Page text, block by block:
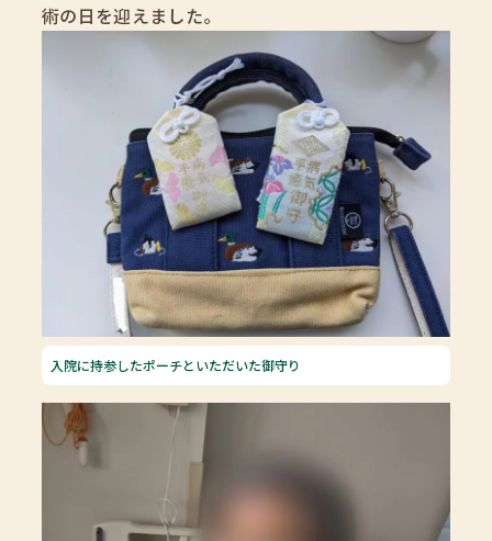
術の日を迎えました。
入院に持参したポーチといただいた御守り